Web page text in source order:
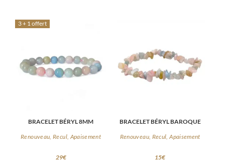
3 + 1 offert
BRACELET BÉRYL 8MM
Renouveau, Recul, Apaisement
29€
BRACELET BÉRYL BAROQUE
Renouveau, Recul, Apaisement
15€